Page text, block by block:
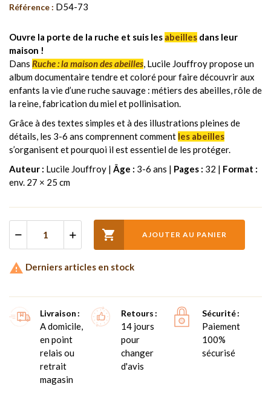
Référence : D54-73
Ouvre la porte de la ruche et suis les abeilles dans leur
maison !
Dans Ruche : la maison des abeilles, Lucile Jouffroy propose un
album documentaire tendre et coloré pour faire découvrir aux
enfants la vie d’une ruche sauvage : métiers des abeilles, rôle de
la reine, fabrication du miel et pollinisation.
Grâce à des textes simples et à des illustrations pleines de
détails, les 3-6 ans comprennent comment les abeilles
s’organisent et pourquoi il est essentiel de les protéger.
Auteur : Lucile Jouffroy | Âge : 3-6 ans | Pages : 32 | Format :
env. 27 × 25 cm
 AJOUTER AU PANIER
 Derniers articles en stock
Livraison
A domicile,
en point
relais ou
retrait
magasin
Retours
14 jours
pour
changer
d'avis
Sécurité
Paiement
100%
sécurisé